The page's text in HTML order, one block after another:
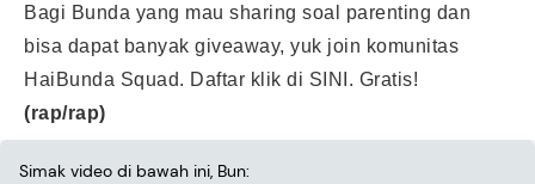
Bagi Bunda yang mau sharing soal parenting dan
bisa dapat banyak giveaway, yuk join komunitas
HaiBunda Squad. Daftar klik di SINI . Gratis!
(rap/rap)
Simak video di bawah ini, Bun: